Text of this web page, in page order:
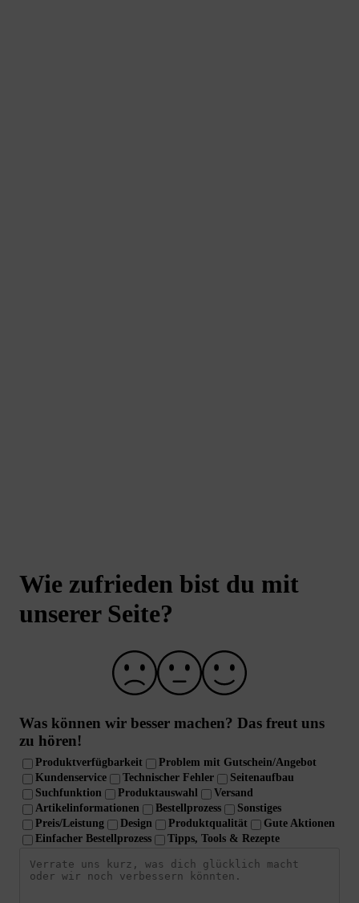
Wie zufrieden bist du mit
unserer Seite?
Was können wir besser machen? Das freut uns
zu hören!
Produktverfügbarkeit
Problem mit Gutschein/Angebot
Kundenservice
Technischer Fehler
Seitenaufbau
Suchfunktion
Produktauswahl
Versand
Artikelinformationen
Bestellprozess
Sonstiges
Preis/Leistung
Design Produktqualität
Gute Aktionen
Einfacher Bestellprozess
Tipps, Tools & Rezepte